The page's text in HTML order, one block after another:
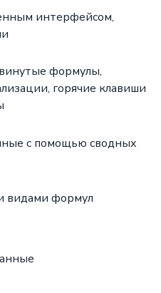
интерфейсом,
формулы,
горячие клавиши
с помощью сводных
видами формул